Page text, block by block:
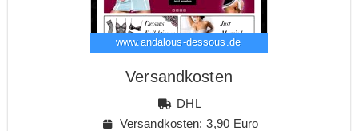
www.andalous-dessous.de
Versandkosten
DHL
Versandkosten: 3,90 Euro